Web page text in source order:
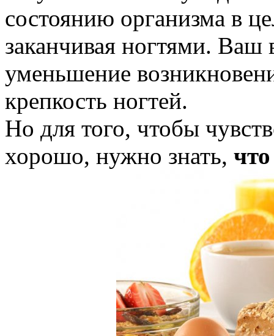
состоянию организма в
заканчивая ногтями. Ваш
уменьшение
крепкость ногтей.
Но для того, чтобы
хорошо, нужно знать,